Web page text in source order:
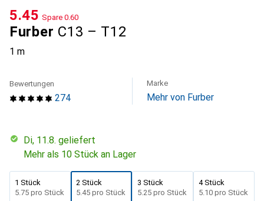
Furber C13 – T12
1 m
CHF
5.45 Spare CHF
0.60
274
Bewertungen Marke
Mehr von Furber
Di, 11.8. geliefert
Mehr als 10 Stück an Lager
1 Stück
CHF
5.75 pro Stück
2 Stück
CHF
5.45 pro Stück
3 Stück
CHF
5.25 pro Stück
4 Stück
CHF
5.10 pro Stück